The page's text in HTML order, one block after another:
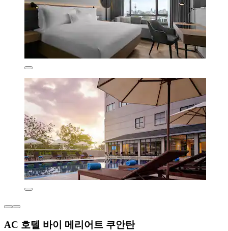
AC 호텔 바이 메리어트 쿠안탄